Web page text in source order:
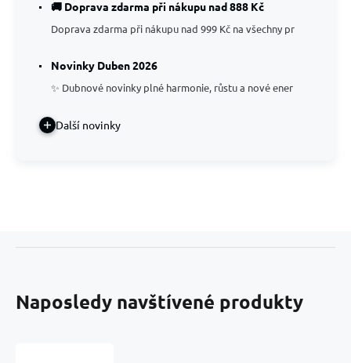
🚚 Doprava zdarma při nákupu nad 888 Kč
Doprava zdarma při nákupu nad 999 Kč na všechny pr
Novinky Duben 2026
✨ Dubnové novinky plné harmonie, růstu a nové ener
Další novinky
Naposledy navštívené produkty